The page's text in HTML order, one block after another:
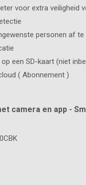
voor extra veiligheid
personen af te
een SD-kaart (niet
( Abonnement )
camera en app -